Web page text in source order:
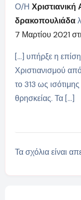
Ο/Η Χριστιανική
δρακοπουλιάδα
7 Μαρτίου 2021
[…] υπήρξε η
Χριστιανισμού
το 313 ως ισότιμης
θρησκείας. Τα […]
Τα σχόλια είναι